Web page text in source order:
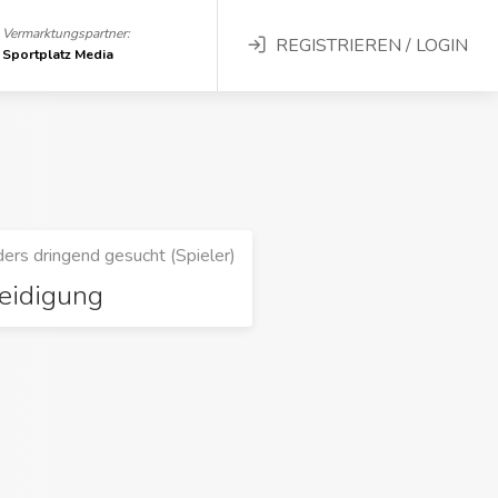
Vermarktungspartner:
Sportplatz Media
REGISTRIEREN / LOGIN
dringend gesucht (Spieler)